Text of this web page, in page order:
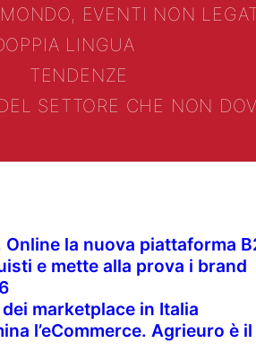
EVENTI NON
LINGUA
TENDENZE
SETTORE CHE NON
la nuova piattaforma
e mette alla prova i brand
marketplace in Italia
l’eCommerce. Agrieuro è